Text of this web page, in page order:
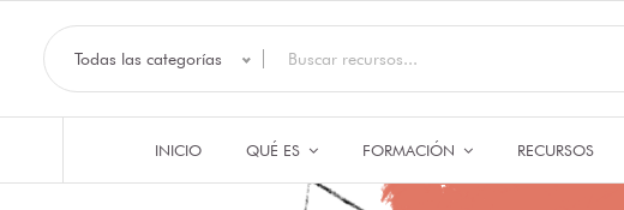
Todas las categorías
INICIO QUÉ ES FORMACIÓN RECURSOS